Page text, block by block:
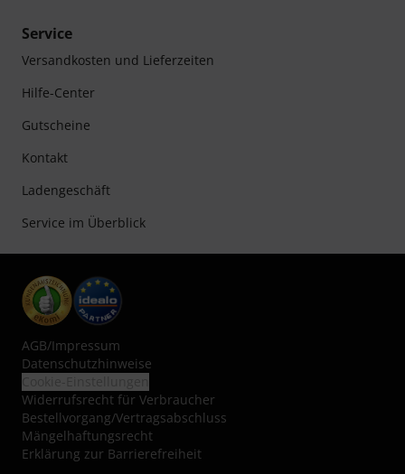
Service
Versandkosten und Lieferzeiten
Hilfe-Center
Gutscheine
Kontakt
Ladengeschäft
Service im Überblick
AGB/Impressum
Datenschutzhinweise
Widerrufsrecht für Verbraucher
Bestellvorgang/Vertragsabschluss
Mängelhaftungsrecht
Erklärung zur Barrierefreiheit